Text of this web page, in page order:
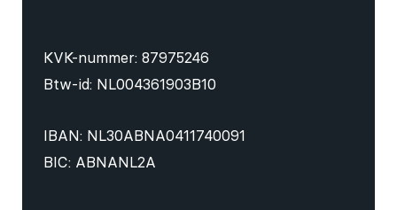
KVK-nummer: 87975246
Btw-id: NL004361903B10
IBAN: NL30ABNA0411740091
BIC: ABNANL2A